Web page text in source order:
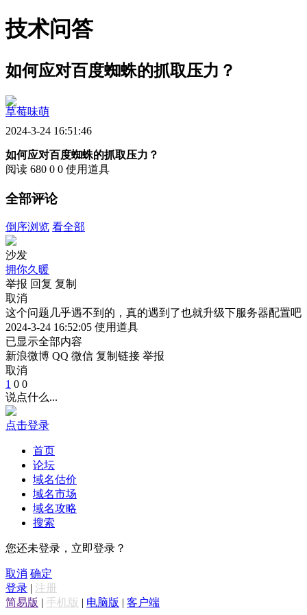
技术问答
如何应对百度蜘蛛的抓取压力？
草莓味萌
2024-3-24 16:51:46
如何应对百度蜘蛛的抓取压力？
阅读 680 0 0 使用道具
全部评论
倒序浏览 看全部
沙发
拥你久暖
举报 回复 复制
取消
这个问题几乎遇不到的，真的遇到了也就升级下服务器配置吧
2024-3-24 16:52:05 使用道具
已显示全部内容
新浪微博 QQ 微信 复制链接 举报
取消
1 0 0
说点什么...
点击登录
首页
论坛
域名估价
域名市场
域名攻略
搜索
您还未登录，立即登录？
取消 确定
登录 | 注册
简易版 | 手机版 | 电脑版 | 客户端